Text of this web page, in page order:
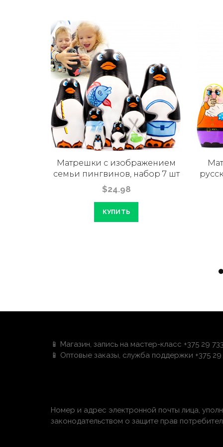
Матрешки с изображением
семьи пингвинов, набор 7 шт
$24.98
КУПИТЬ
📱 Магазин, запись на мастер-класс +375 29
📱 Оптовые заказы, служба поддержки +375 29
Номер и адрес электронной почты лица,
законодательством о защите прав